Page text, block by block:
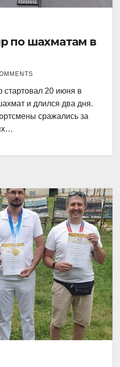
по шахматам в
стартовал 20 июня в
и длился два дня.
сражались за